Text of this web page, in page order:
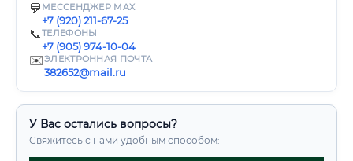
💬 МЕССЕНДЖЕР MAX
+7 (920) 211-67-25
📞ТЕЛЕФОНЫ
+7 (905) 974-10-04
✉️ЭЛЕКТРОННАЯ ПОЧТА
382652@mail.ru
У Вас остались вопросы?
Свяжитесь с нами удобным способом: